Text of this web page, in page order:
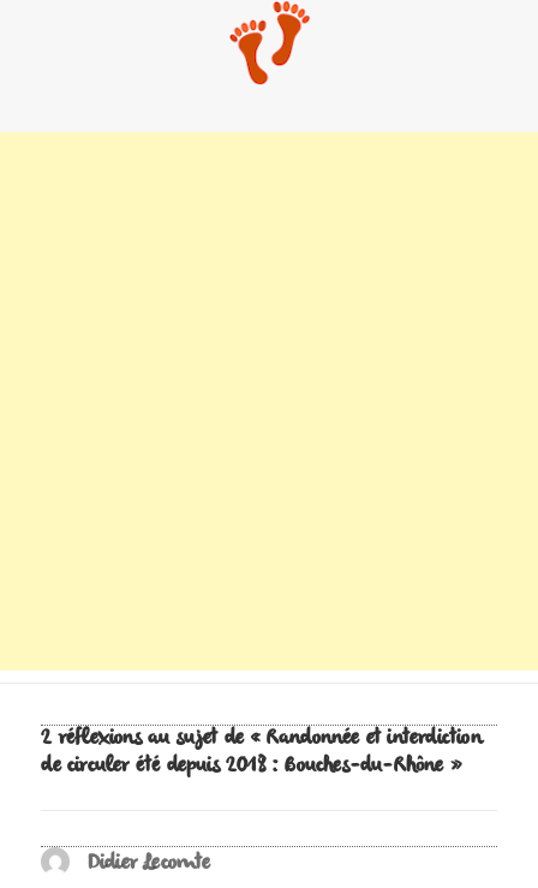
2 réflexions au sujet de « Randonnée et interdiction
de circuler été depuis 2018 : Bouches-du-Rhône »
Didier Lecomtedit :